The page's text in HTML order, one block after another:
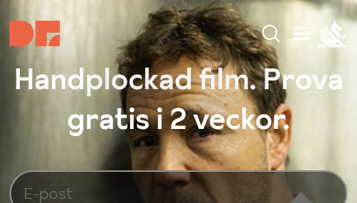
Handplockad film. Prova
gratis i 2 veckor.